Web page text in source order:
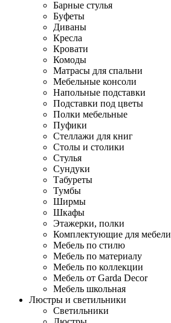
Барные стулья
Буфеты
Диваны
Кресла
Кровати
Комоды
Матрасы для спальни
Мебельные консоли
Напольные подставки
Подставки под цветы
Полки мебельные
Пуфики
Стеллажи для книг
Столы и столики
Стулья
Сундуки
Табуреты
Тумбы
Ширмы
Шкафы
Этажерки, полки
Комплектующие для мебели
Мебель по стилю
Мебель по материалу
Мебель по коллекции
Мебель от Garda Decor
Мебель школьная
Люстры и светильники
Светильники